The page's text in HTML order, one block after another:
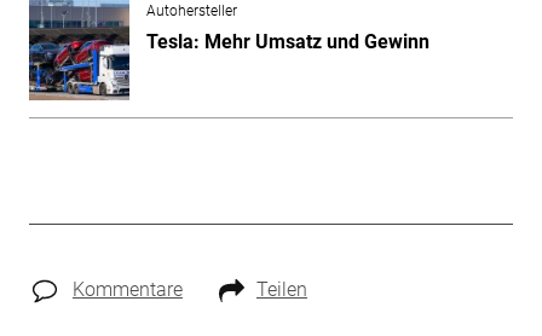
Autohersteller
Tesla: Mehr Umsatz und Gewinn
Kommentare Teilen